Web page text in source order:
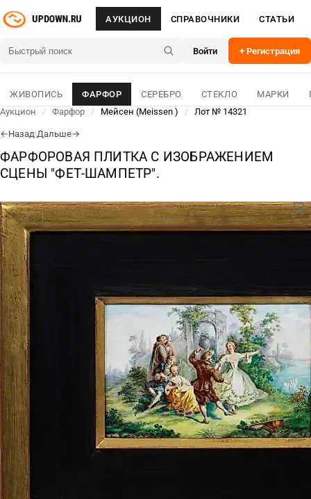
АУКЦИОН СПРАВОЧНИКИ СТАТЬИ
Войти + Регистрация
ЖИВОПИСЬ ФАРФОР СЕРЕБРО СТЕКЛО МАРКИ
Аукцион
/ Фарфор / Мейсен (Meissen ) / Лот № 14321
←Назад|Дальше→
ФАРФОРОВАЯ ПЛИТКА С ИЗОБРАЖЕНИЕМ
СЦЕНЫ "ФЕТ-ШАМПЕТР".
ЛОТ № 1432104 Авг 2026
433 600₽
АВТОРИЗОВАТЬСЯ
для совершения покупки необходимо авторизоваться
ХАРАКТЕРИСТИКИ
→
Фарфор
Изготовитель→ Мейсен (Meissen )